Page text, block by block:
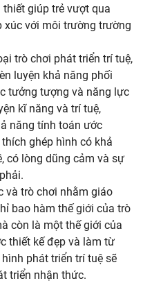
giúp trẻ vượt qua
xúc với môi trường trường
trò chơi phát triển trí tuệ,
luyện khả năng phối
tưởng tượng và năng lực
kĩ năng và trí tuệ,
năng tính toán ước
ghép hình có khả
có lòng dũng cảm và sự
và trò chơi nhằm giáo
bao hàm thế giới của trò
còn là một thế giới của
thiết kế đẹp và làm từ
phát triển trí tuệ sẽ
triển nhận thức.